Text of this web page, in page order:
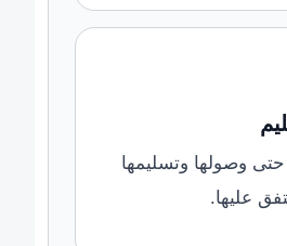
حتى وصولها وتسليمها
عليها.